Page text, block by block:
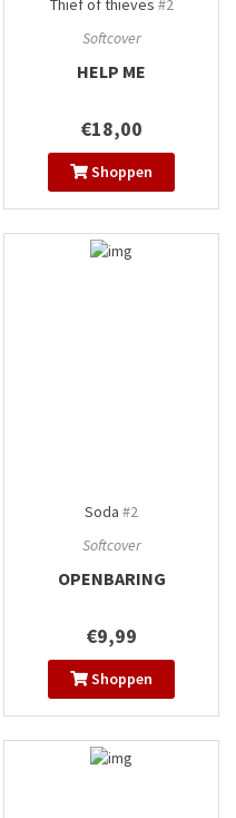
Thief of thieves #2
Softcover
HELP ME
€18,00
Shoppen
Soda #2
Softcover
OPENBARING
€9,99
Shoppen